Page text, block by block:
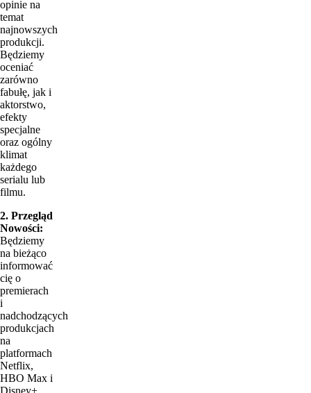
opinie na
temat
najnowszych
produkcji.
Będziemy
oceniać
zarówno
fabułę, jak i
aktorstwo,
efekty
specjalne
oraz ogólny
klimat
każdego
serialu lub
filmu.
2. Przegląd
Nowości:
Będziemy
na bieżąco
informować
cię o
premierach
i
nadchodzących
produkcjach
na
platformach
Netflix,
HBO Max i